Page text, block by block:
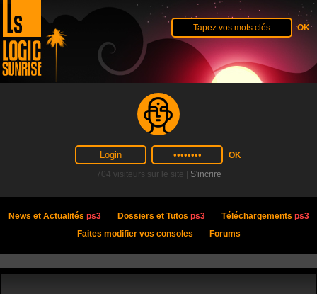
704 visiteurs sur le site | S'incrire
News et Actualités ps3 Dossiers et Tutos ps3 Téléchargements ps3
Faites modifier vos consoles
Forums